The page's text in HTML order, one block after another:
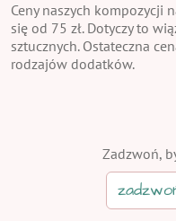
Ceny naszych kompozycji
się od 75 zł. Dotyczy to
sztucznych. Ostateczna
rodzajów dodatków.
Zadzwoń,